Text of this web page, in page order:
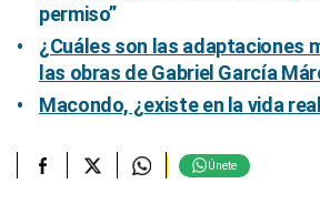
permiso”
¿Cuáles son las adaptaciones
las obras de Gabriel García
Macondo, ¿existe en la vida
Únete